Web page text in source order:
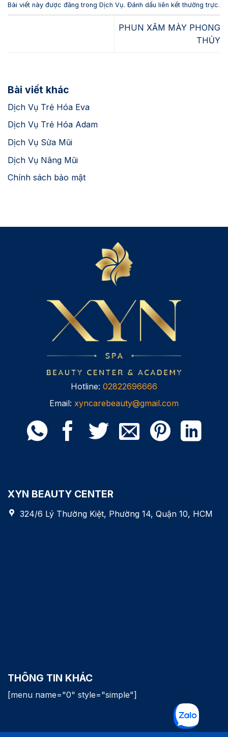
Bài viết này được đăng trong Dịch Vụ. Đánh dấu liên kết thường trực.
PHUN XĂM MÀY PHONG
THỦY
Bài viết khác
Dịch Vụ Trẻ Hóa Eva
Dịch Vụ Trẻ Hóa Adam
Dịch Vụ Sửa Mũi
Dịch Vụ Nâng Mũi
Chính sách bảo mật
Hotline: 02822696666
Email: xyncarebeauty@gmail.com
XYN BEAUTY CENTER
324/6 Lý Thường Kiệt, Phường 14, Quận 10, HCM
THÔNG TIN KHÁC
[menu name="0" style="simple"]